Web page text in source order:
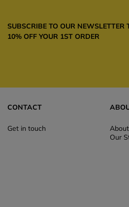
SUBSCRIBE TO OUR NEWSLETTER
10% OFF YOUR 1ST ORDER
CONTACT
Get in touch
Our